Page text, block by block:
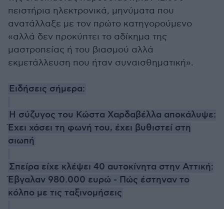
πειστήρια ηλεκτρονικά, μηνύματα που
ανατάλλαξε με τον πρώτο κατηγορούμενο
«αλλά δεν προκύπτει το αδίκημα της
μαστροπείας ή του βιασμού αλλά
εκμετάλλευση που ήταν συναισθηματική».
Ειδήσεις σήμερα:
Η σύζυγος του Κώστα Χαρδαβέλλα αποκάλυψε:
Έχει χάσει τη φωνή του, έχει βυθιστεί στη
σιωπή
Σπείρα είχε κλέψει 40 αυτοκίνητα στην Αττική:
Έβγαλαν 980.000 ευρώ - Πώς έστηναν το
κόλπο με τις ταξινομήσεις